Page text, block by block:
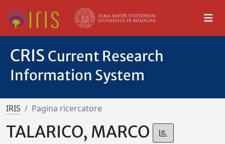
CRIS Current Research
Information System
IRIS Pagina ricercatore
TALARICO, MARCO